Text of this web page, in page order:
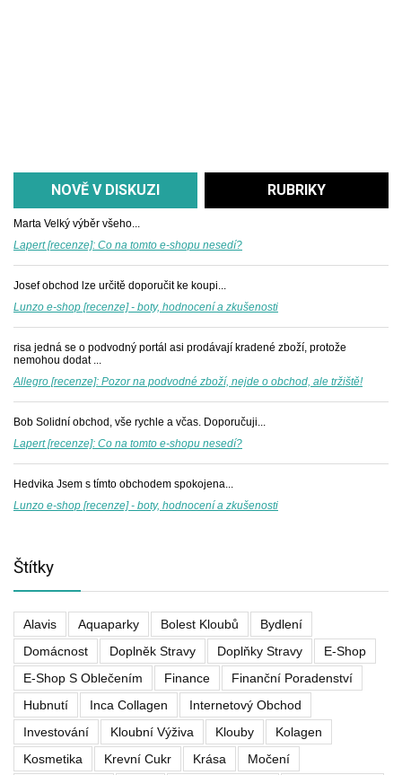
NOVĚ V DISKUZI RUBRIKY
Marta Velký výběr všeho...
Lapert [recenze]: Co na tomto e-shopu nesedí?
Josefobchod lze určitě doporučit ke koupi...
Lunzo e-shop [recenze] - boty, hodnocení a zkušenosti
risa jedná se o podvodný portál asi prodávají kradené zboží, protože
nemohou dodat ...
Allegro [recenze]: Pozor na podvodné zboží, nejde o obchod, ale tržiště!
Bob Solidní obchod, vše rychle a včas. Doporučuji...
Lapert [recenze]: Co na tomto e-shopu nesedí?
Hedvika Jsem s tímto obchodem spokojena...
Lunzo e-shop [recenze] - boty, hodnocení a zkušenosti
Štítky
Alavis Aquaparky Bolest Kloubů
Bydlení
Domácnost
Doplněk Stravy Doplňky Stravy
E-Shop
E-Shop S Oblečením
Finance
Finanční Poradenství
Hubnutí
Inca Collagen
Internetový Obchod
Investování
Kloubní Výživa Klouby
Kolagen
Kosmetika
Krevní Cukr Krása Močení